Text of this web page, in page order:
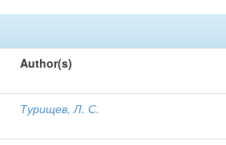
Author(s)
Турищев, Л. С.